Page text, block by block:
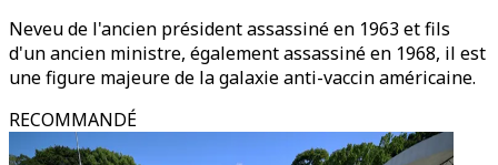
Neveu de l'ancien président assassiné en 1963 et fils
d'un ancien ministre, également assassiné en 1968, il est
une figure majeure de la galaxie anti-vaccin américaine.
RECOMMANDÉ